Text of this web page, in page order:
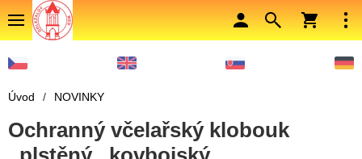
Úvod / NOVINKY
Ochranný včelařský klobouk